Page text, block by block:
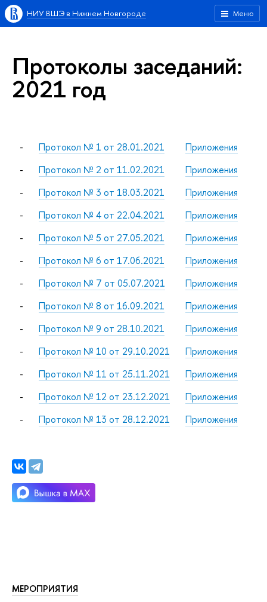
Меню
НИУ ВШЭ в Нижнем Новгороде
МЕРОПРИЯТИЯ
Протоколы заседаний:
2021 год
- Протокол № 1 от 28.01.2021
Приложения
-
Протокол № 2 от 11.02.2021
Приложения
-
Протокол № 3 от 18.03.2021
Приложения
-
Протокол № 4 от 22.04.2021
Приложения
-
Протокол № 5 от 27.05.2021
Приложения
-
Протокол № 6 от 17.06.2021
Приложения
-
Протокол № 7 от 05.07.2021
Приложения
-
Протокол № 8 от 16.09.2021
Приложения
-
Протокол № 9 от 28.10.2021
Приложения
-
Протокол № 10 от 29.10.2021
Приложения
-
Протокол № 11 от 25.11.2021
Приложения
-
Протокол № 12 от 23.12.2021
Приложения
-
Протокол № 13 от 28.12.2021 Приложения